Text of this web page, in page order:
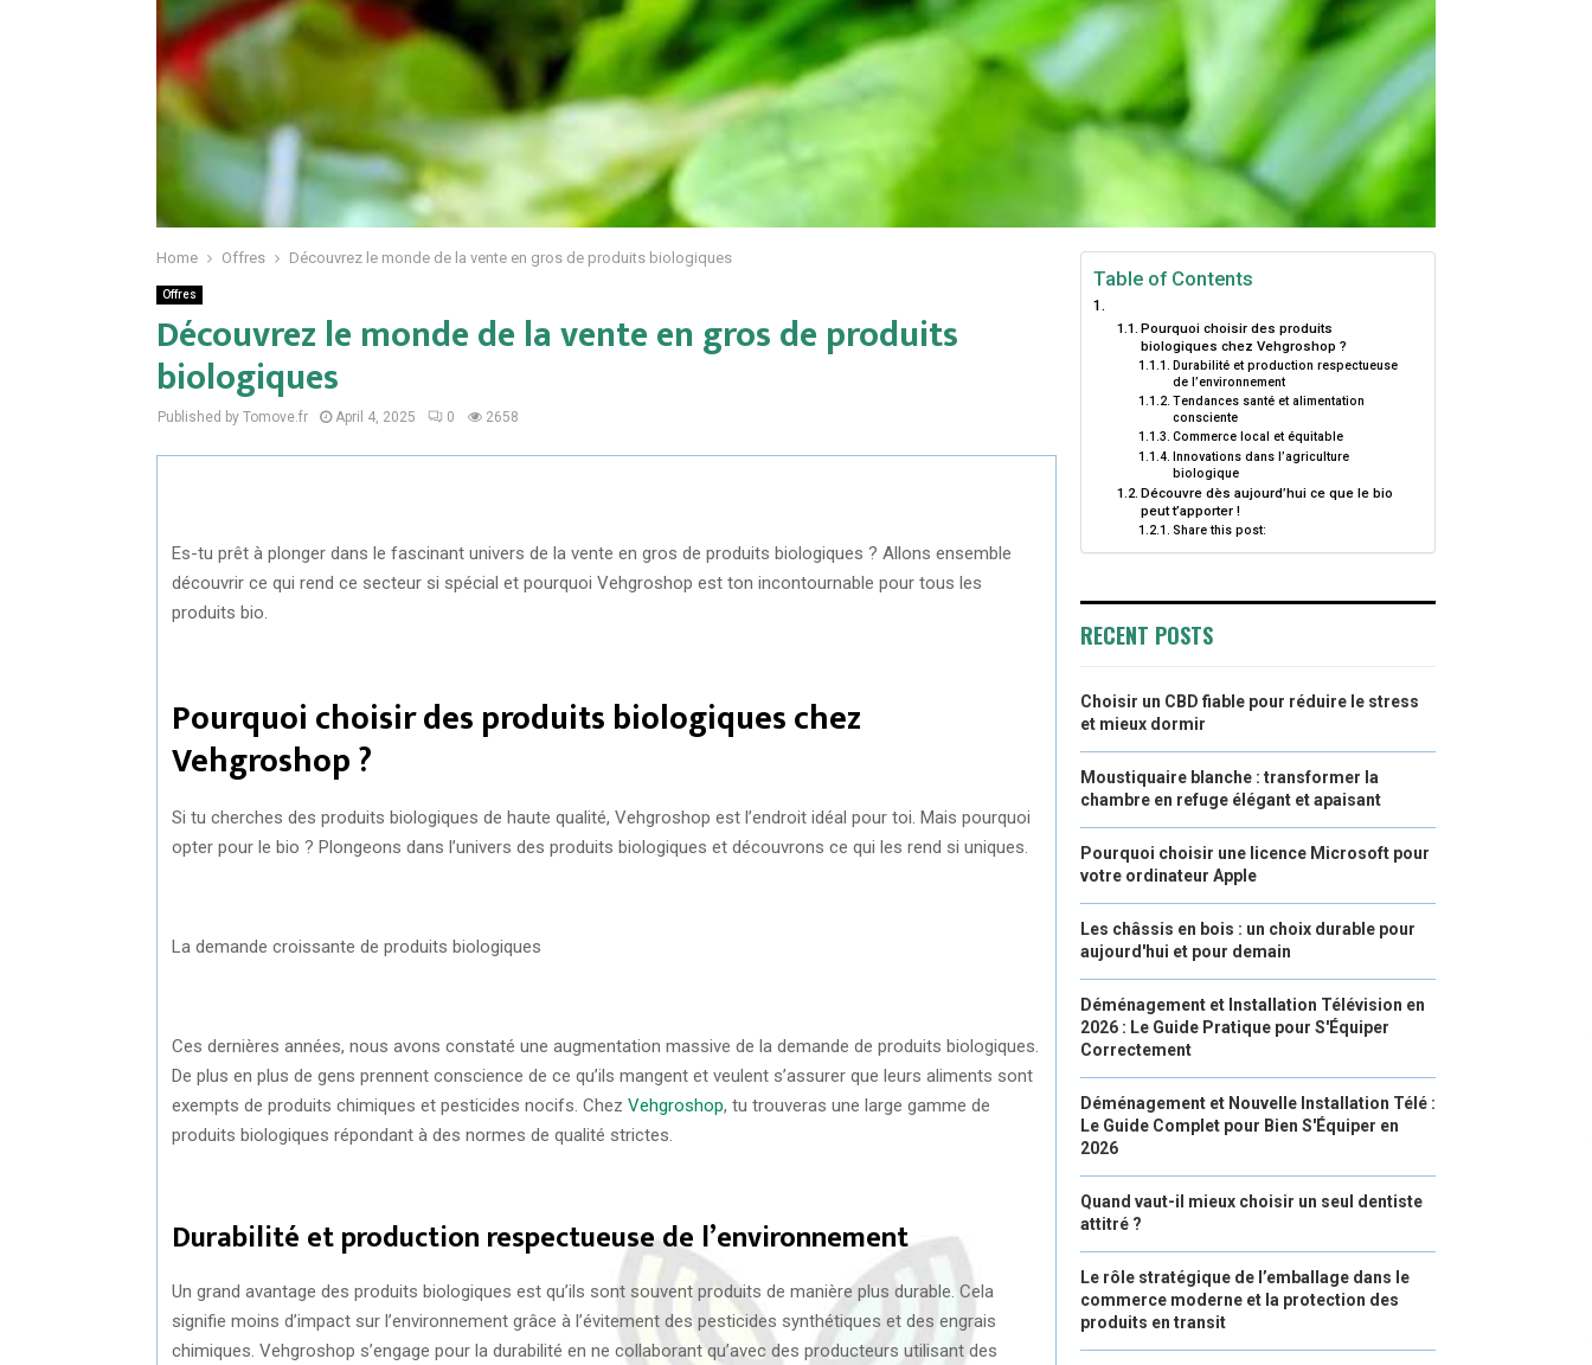
Home Offres Découvrez le monde de la vente en gros de produits biologiques
Offres
Découvrez le monde de la vente en gros de produits
biologiques
Published by Tomove.fr April 4, 2025 0 2658
Es-tu prêt à plonger dans le fascinant univers de la vente en gros de produits biologiques ? Allons ensemble
découvrir ce qui rend ce secteur si spécial et pourquoi Vehgroshop est ton incontournable pour tous les
produits bio.
Pourquoi choisir des produits biologiques chez
Vehgroshop ?
Si tu cherches des produits biologiques de haute qualité, Vehgroshop est l’endroit idéal pour toi. Mais pourquoi
opter pour le bio ? Plongeons dans l’univers des produits biologiques et découvrons ce qui les rend si uniques.
La demande croissante de produits biologiques
Ces dernières années, nous avons constaté une augmentation massive de la demande de produits biologiques.
De plus en plus de gens prennent conscience de ce qu’ils mangent et veulent s’assurer que leurs aliments sont
exempts de produits chimiques et pesticides nocifs. Chez Vehgroshop, tu trouveras une large gamme de
produits biologiques répondant à des normes de qualité strictes.
Durabilité et production respectueuse de l’environnement
Un grand avantage des produits biologiques est qu’ils sont souvent produits de manière plus durable. Cela
signifie moins d’impact sur l’environnement grâce à l’évitement des pesticides synthétiques et des engrais
chimiques. Vehgroshop s’engage pour la durabilité en ne collaborant qu’avec des producteurs utilisant des
Table of Contents
Pourquoi choisir des produits
biologiques chez Vehgroshop ?
Durabilité et production respectueuse
de l’environnement
Tendances santé et alimentation
consciente
Commerce local et équitable
Innovations dans l’agriculture
biologique
Découvre dès aujourd’hui ce que le bio
peut t’apporter !
Share this post:
RECENT POSTS
Choisir un CBD fiable pour réduire le stress
et mieux dormir
Moustiquaire blanche : transformer la
chambre en refuge élégant et apaisant
Pourquoi choisir une licence Microsoft pour
votre ordinateur Apple
Les châssis en bois : un choix durable pour
aujourd'hui et pour demain
Déménagement et Installation Télévision en
2026 : Le Guide Pratique pour S'Équiper
Correctement
Déménagement et Nouvelle Installation Télé :
Le Guide Complet pour Bien S'Équiper en
2026
Quand vaut-il mieux choisir un seul dentiste
attitré ?
Le rôle stratégique de l’emballage dans le
commerce moderne et la protection des
produits en transit